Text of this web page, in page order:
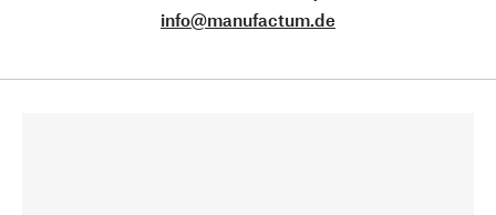
info@manufactum.de